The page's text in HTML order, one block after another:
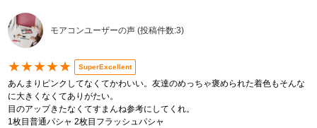
モアコンユーザーの声 (投稿件数:3)
★★★★★ SuperExcellent
あんまりピンクしてなくてかわいい。友達のめっちゃ褒められた着色もそんな
に大きくなくてありがたい。
目のアップきたなくてすまんね参考にしてくれ。
1枚目普通パシャ 2枚目フラッシュパシャ